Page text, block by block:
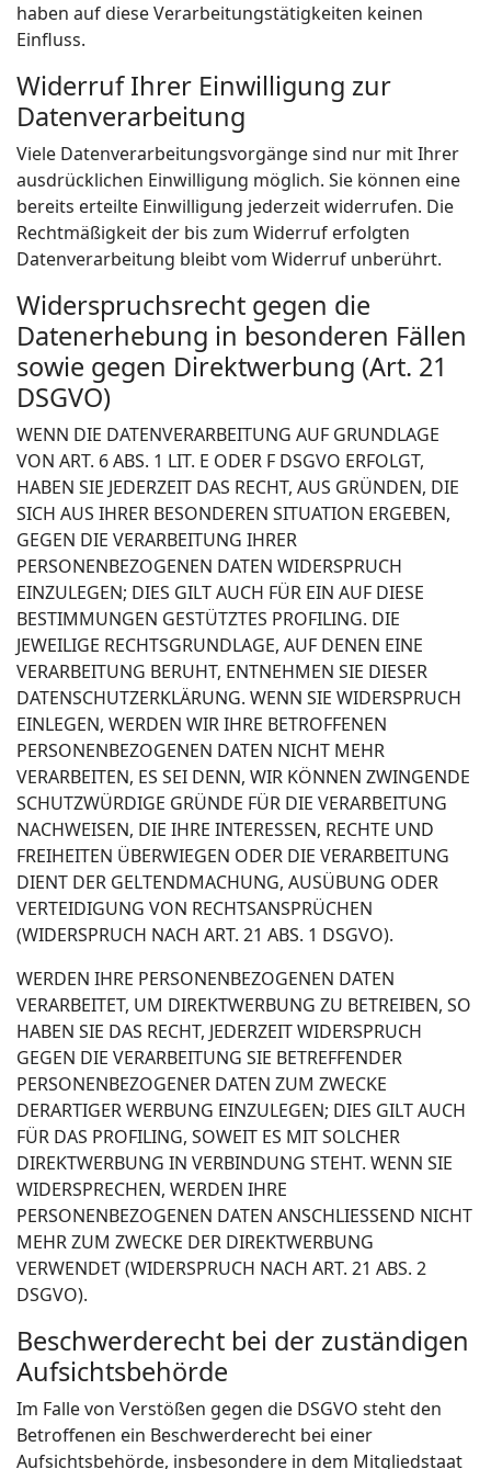
haben auf diese Verarbeitungstätigkeiten keinen
Einfluss.
Widerruf Ihrer Einwilligung zur
Datenverarbeitung
Viele Datenverarbeitungsvorgänge sind nur mit Ihrer
ausdrücklichen Einwilligung möglich. Sie können eine
bereits erteilte Einwilligung jederzeit widerrufen. Die
Rechtmäßigkeit der bis zum Widerruf erfolgten
Datenverarbeitung bleibt vom Widerruf unberührt.
Widerspruchsrecht gegen die
Datenerhebung in besonderen Fällen
sowie gegen Direktwerbung (Art. 21
DSGVO)
WENN DIE DATENVERARBEITUNG AUF GRUNDLAGE
VON ART. 6 ABS. 1 LIT. E ODER F DSGVO ERFOLGT,
HABEN SIE JEDERZEIT DAS RECHT, AUS GRÜNDEN, DIE
SICH AUS IHRER BESONDEREN SITUATION ERGEBEN,
GEGEN DIE VERARBEITUNG IHRER
PERSONENBEZOGENEN DATEN WIDERSPRUCH
EINZULEGEN; DIES GILT AUCH FÜR EIN AUF DIESE
BESTIMMUNGEN GESTÜTZTES PROFILING. DIE
JEWEILIGE RECHTSGRUNDLAGE, AUF DENEN EINE
VERARBEITUNG BERUHT, ENTNEHMEN SIE DIESER
DATENSCHUTZERKLÄRUNG. WENN SIE WIDERSPRUCH
EINLEGEN, WERDEN WIR IHRE BETROFFENEN
PERSONENBEZOGENEN DATEN NICHT MEHR
VERARBEITEN, ES SEI DENN, WIR KÖNNEN ZWINGENDE
SCHUTZWÜRDIGE GRÜNDE FÜR DIE VERARBEITUNG
NACHWEISEN, DIE IHRE INTERESSEN, RECHTE UND
FREIHEITEN ÜBERWIEGEN ODER DIE VERARBEITUNG
DIENT DER GELTENDMACHUNG, AUSÜBUNG ODER
VERTEIDIGUNG VON RECHTSANSPRÜCHEN
(WIDERSPRUCH NACH ART. 21 ABS. 1 DSGVO).
WERDEN IHRE PERSONENBEZOGENEN DATEN
VERARBEITET, UM DIREKTWERBUNG ZU BETREIBEN, SO
HABEN SIE DAS RECHT, JEDERZEIT WIDERSPRUCH
GEGEN DIE VERARBEITUNG SIE BETREFFENDER
PERSONENBEZOGENER DATEN ZUM ZWECKE
DERARTIGER WERBUNG EINZULEGEN; DIES GILT AUCH
FÜR DAS PROFILING, SOWEIT ES MIT SOLCHER
DIREKTWERBUNG IN VERBINDUNG STEHT. WENN SIE
WIDERSPRECHEN, WERDEN IHRE
PERSONENBEZOGENEN DATEN ANSCHLIESSEND NICHT
MEHR ZUM ZWECKE DER DIREKTWERBUNG
VERWENDET (WIDERSPRUCH NACH ART. 21 ABS. 2
DSGVO).
Beschwerderecht bei der zuständigen
Aufsichtsbehörde
Im Falle von Verstößen gegen die DSGVO steht den
Betroffenen ein Beschwerderecht bei einer
Aufsichtsbehörde, insbesondere in dem Mitgliedstaat